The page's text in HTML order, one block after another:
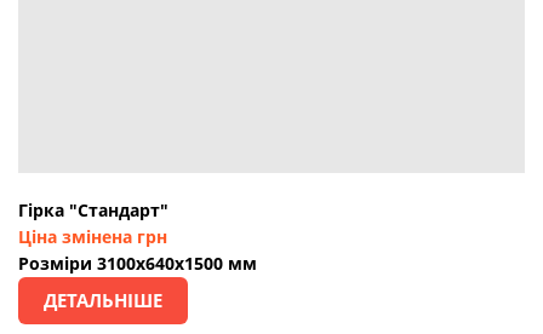
Гірка "Стандарт"
Ціна змінена грн
Розміри 3100х640х1500 мм
ДЕТАЛЬНІШЕ